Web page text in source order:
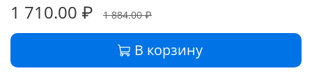
1 710.00 ₽ 1 884.00 ₽
В корзину